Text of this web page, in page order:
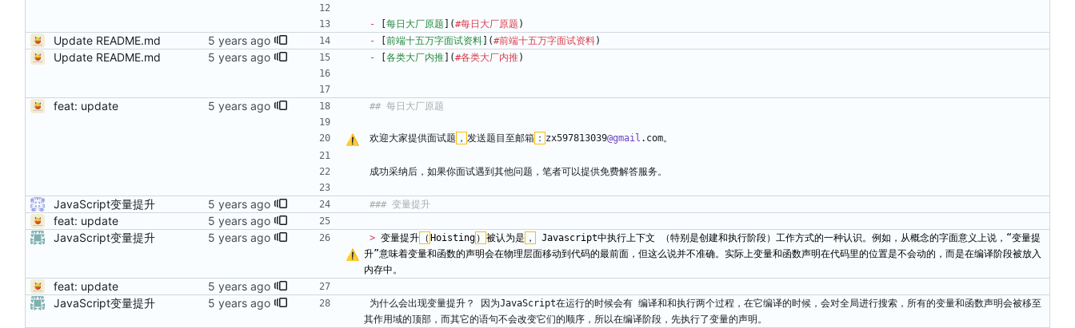
- 每日大厂原题 ](#每日大厂原题 )
Update README.md - 前端十五万字面试资料 ](#前端十五万字面试资料)
Update README.md - 各类大厂内推 ](#各类大厂内推 )
feat: update
欢迎大家提供面试题 ， 发送题目至邮箱 ： zx597813039@gmail .com。
成功采纳后，如果你面试遇到其他问题，笔者可以提供免费解答服务。
JavaScript变量提升
feat: update
JavaScript变量提升
> 变量提升 （ Hoisting ） 被认为是 ，
Javascript中执行上下文 （特别是创建和执行阶段）工作方式的一种认识。例如，从概念的字面意义上说，“变量提
升”意味着变量和函数的声明会在物理层面移动到代码的最前面，但这么说并不准确。实际上变量和函数声明在代码里的位置是不会动的，而是在编译阶段被放入
feat: update
JavaScript变量提升
为什么会出现变量提升？ 因为JavaScript在运行的时候会有 编译和和执行两个过程，在它编译的时候，会对全局进行搜索，所有的变量和函数声明会被移至
其作用域的顶部，而其它的语句不会改变它们的顺序，所以在编译阶段，先执行了变量的声明。